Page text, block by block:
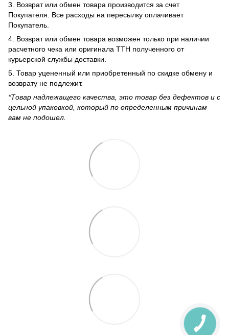
3. Возврат или обмен товара производится за счет
Покупателя. Все расходы на пересылку оплачивает
Покупатель.
4. Возврат или обмен товара возможен только при наличии
расчетного чека или оригинала ТТН полученного от
курьерской службы доставки.
5. Товар уцененный или приобретенный по скидке обмену и
возврату не подлежит.
*Товар надлежащего качества, это товар без дефектов и с
цельной упаковкой, который по определенным причинам
вам не подошел.